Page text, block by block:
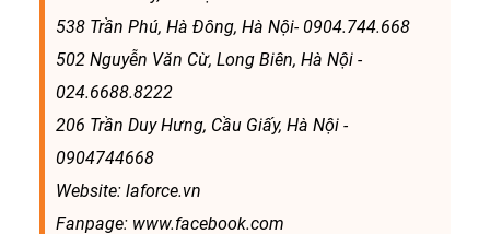
538 Trần Phú, Hà Đông, Hà Nội- 0904.744.668
502 Nguyễn Văn Cừ, Long Biên, Hà Nội -
024.6688.8222
206 Trần Duy Hưng, Cầu Giấy, Hà Nội -
0904744668
Website: laforce.vn
Fanpage: www.facebook.com